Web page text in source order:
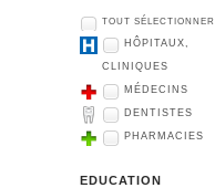
TOUT SÉLECTIONNER
HÔPITAUX,
CLINIQUES
MÉDECINS
DENTISTES
PHARMACIES
EDUCATION